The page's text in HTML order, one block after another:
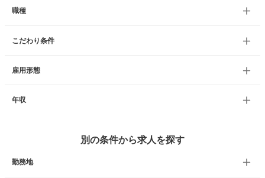
職種
こだわり条件
雇用形態
年収
別の条件から求人を探す
勤務地